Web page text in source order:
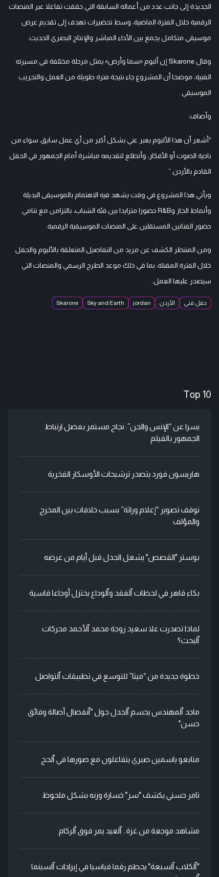
الجديدة إلى جانب عدد من أعماله السابقة التي حققت تفاعلا عبر المنصات
الرقمية خلال الفترة الماضية، وسط تحضيرات تهدف إلى تقديم عرض
موسيقي متكامل يجمع بين الأداء المباشر والإنتاج البصري الحديث.
وقال Skarone إن ألبوم «سما وأرض» يمثل مرحلة مختلفة في مسيرته
الفنية، موضحا أن المشروع جاء نتيجة فترة طويلة من العمل والتجريب
الموسيقي.
وأضاف:
“أشعر أن هذا الألبوم يعبر عني بشكل أكبر من أي عمل سابق، سواء من
ناحية الصوت أو الأفكار، وأتطلع لتقديمه مباشرة أمام الجمهور في الحفل
القادم بالأردن.”
ويأتي هذا المشروع في وقت يشهد فيه الاهتمام بالموسيقى البديلة
وأنماط الجاز وR&B حضورا متزايدا بين فئة الشباب، بالتزامن مع تنامي
حضور الفنانين المستقلين على المنصات الموسيقية الرقمية.
ومن المنتظر الكشف عن مزيد من التفاصيل المتعلقة بالألبوم والحفل
خلال الفترة المقبلة، بما في ذلك موعد الطرح الرسمي والمنصات التي
سيصدر عليها العمل.
حفل فني الأردن jordan
Sky and Earth
Skarone
Top 10
يسرا عن “الإنس والجن”: نجاح مستمر بفضل ارتباط
الجمهور بالفيلم
هاريسون فورد يتصدر ترشيحات الأوسكار الفخرية
توقف تصوير “إعلام وراثة” بسبب خلافات بين المخرج
والمؤلف
بوستر "القصص" يشعل الجدل قبل أيام من عرضه
بكاء قاهر في لحظات ٱلفقد وٱلوداع يختزل أوجاعا قاسية
لماذا تصدرت علا سعيد زوجة محمد ٱلأحمد محركات
ٱلبحث؟
خطوة جديدة من “ميتا” للتوسع في تطبيقات ٱلتواصل
ماجد ٱلمهندس يحسم ٱلجدل حول "ٱنفصال أصالة وفائق
حسن"
متابعو ياسمين صبري يتفاعلون مع صورها في ٱلحج
تامر حسني يكشف "سر" خسارة وزنه بشكل ملحوظ
مشاهد موجعة من غزة.. ٱلعيد يمر فوق ٱلركام
"ٱلكلاب ٱلسبعة" يحطم رقما قياسيا في إيرادات ٱلسينما